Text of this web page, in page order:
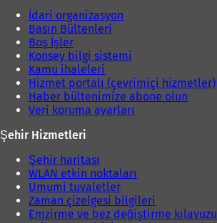
İdari organizasyon
Basın Bültenleri
Boş İşler
Konsey bilgi sistemi
Kamu ihaleleri
Hizmet portalı (çevrimiçi hizmetler)
Haber bültenimize abone olun
Veri koruma ayarları
Şehir Hizmetleri
Şehir haritası
WLAN etkin noktaları
Umumi tuvaletler
Zaman çizelgesi bilgileri
Emzirme ve bez değiştirme kılavuzu